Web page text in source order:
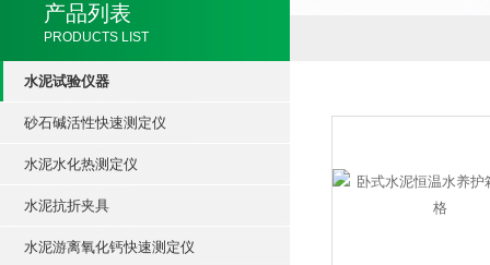
产品列表
PRODUCTS LIST
水泥试验仪器
砂石碱活性快速测定仪
水泥水化热测定仪
水泥抗折夹具
水泥游离氧化钙快速测定仪